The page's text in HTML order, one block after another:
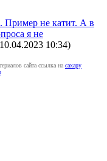
Пример не катит. А в
я не
10:34)
сайта ссылка на caxapу